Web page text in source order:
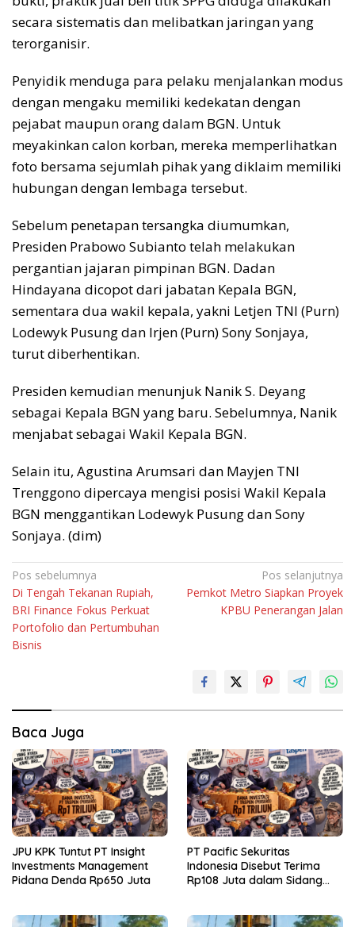
secara sistematis dan melibatkan jaringan yang
terorganisir.
Penyidik menduga para pelaku menjalankan modus
dengan mengaku memiliki kedekatan dengan
pejabat maupun orang dalam BGN. Untuk
meyakinkan calon korban, mereka memperlihatkan
foto bersama sejumlah pihak yang diklaim memiliki
hubungan dengan lembaga tersebut.
Sebelum penetapan tersangka diumumkan,
Presiden Prabowo Subianto telah melakukan
pergantian jajaran pimpinan BGN. Dadan
Hindayana dicopot dari jabatan Kepala BGN,
sementara dua wakil kepala, yakni Letjen TNI (Purn)
Lodewyk Pusung dan Irjen (Purn) Sony Sonjaya,
turut diberhentikan.
Presiden kemudian menunjuk Nanik S. Deyang
sebagai Kepala BGN yang baru. Sebelumnya, Nanik
menjabat sebagai Wakil Kepala BGN.
Selain itu, Agustina Arumsari dan Mayjen TNI
Trenggono dipercaya mengisi posisi Wakil Kepala
BGN menggantikan Lodewyk Pusung dan Sony
Sonjaya. (dim)
Navigasi
pos
Pos sebelumnya
Di Tengah Tekanan Rupiah,
BRI Finance Fokus Perkuat
Portofolio dan Pertumbuhan
Bisnis
Pos selanjutnya
Pemkot Metro Siapkan Proyek
KPBU Penerangan Jalan
Baca Juga
JPU KPK Tuntut PT Insight
Investments Management
Pidana Denda Rp650 Juta
PT Pacific Sekuritas
Indonesia Disebut Terima
Rp108 Juta dalam Sidang